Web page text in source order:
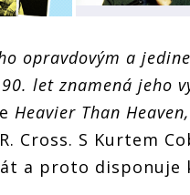
Démoni
A
jako
Kde se vzali?
obstál by jako
výtvarný
umělec?
opravdovým a
let znamená jeho
Heavier Than Heaven,
Cross. S Kurtem
a proto disponuje